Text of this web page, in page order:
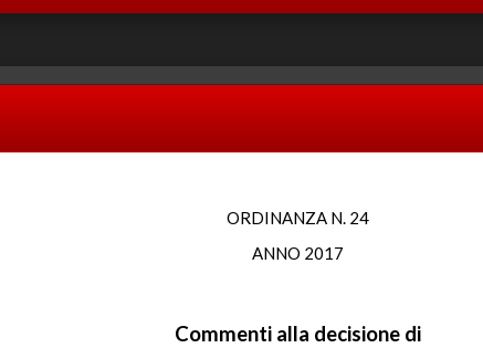
ORDINANZA N. 24
ANNO 2017
Commenti alla decisione di